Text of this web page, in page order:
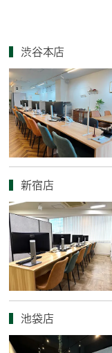
渋谷本店
新宿店
池袋店